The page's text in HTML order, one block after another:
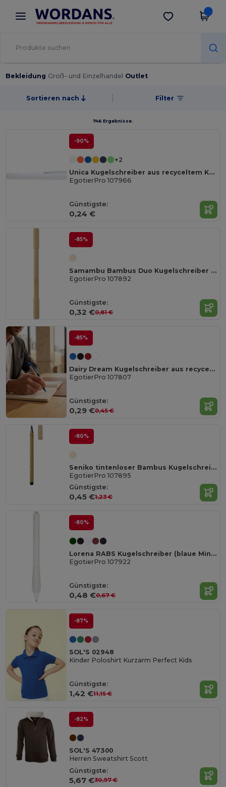
× Wordans App
Bessere Preise in der App!
App holen
Bekleidung Groß- und Einzelhandel Outlet
Sortieren nach Filter
746 Ergebnisse.
-90%
+2
Unica Kugelschreiber aus recyceltem Kunststoff (schwarze Mine)
EgotierPro 107966
Günstigste:
0,24 €
-85%
Samambu Bambus Duo Kugelschreiber (schwarze Mine)
EgotierPro 107892
Günstigste:
0,32 €0,81 €
-85%
Dairy Dream Kugelschreiber aus recyceltem Milchkarton (schwarze Mine)
EgotierPro 107807
Günstigste:
0,29 €0,45 €
-80%
Seniko tintenloser Bambus Kugelschreiber
EgotierPro 107895
Günstigste:
0,45 €1,23 €
-80%
Lorena RABS Kugelschreiber (blaue Mine)
EgotierPro 107922
Günstigste:
0,48 €0,67 €
-87%
SOL'S 02948
Kinder Poloshirt Kurzarm Perfect Kids
Günstigste:
1,42 €11,15 €
-82%
SOL'S 47300
Herren Sweatshirt Scott
Günstigste:
5,67 €30,97 €